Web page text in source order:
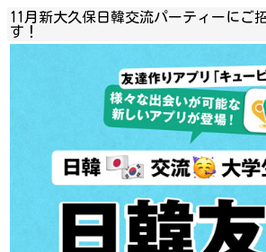
11月新大久保日韓交流パーティーにご
す！